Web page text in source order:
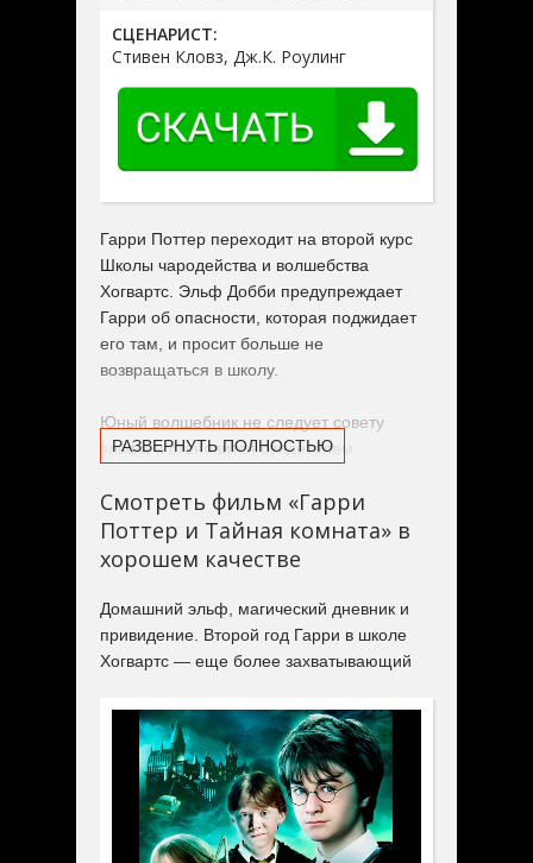
СЦЕНАРИСТ:
Стивен Кловз, Дж.К. Роулинг
Гарри Поттер переходит на второй курс
Школы чародейства и волшебства
Хогвартс. Эльф Добби предупреждает
Гарри об опасности, которая поджидает
его там, и просит больше не
возвращаться в школу.
Юный волшебник не следует совету
эльфа и становится свидетелем
разворачивающихся в Хогвартсе. Вскоре
Гарри и его друзья узнают о
существовании Тайной Комнаты и
пытаясь победить темные силы.
РАЗВЕРНУТЬ ПОЛНОСТЬЮ
Смотреть фильм «Гарри
Поттер и Тайная комната» в
хорошем качестве
Домашний эльф, магический дневник и
привидение. Второй год Гарри в школе
Хогвартс — еще более захватывающий